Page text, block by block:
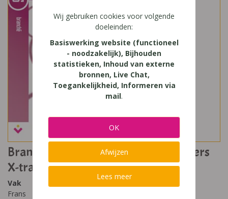
Branché 6 TSO - Edition Révisée Ateliers
X-tra - leerwerkboek
Vak
Frans
Wij gebruiken cookies voor volgende
doeleinden:
Basiswerking website (functioneel
- noodzakelijk), Bijhouden
statistieken, Inhoud van externe
bronnen, Live Chat,
Toegankelijkheid, Informeren via
mail.
OK
Afwijzen
Lees meer